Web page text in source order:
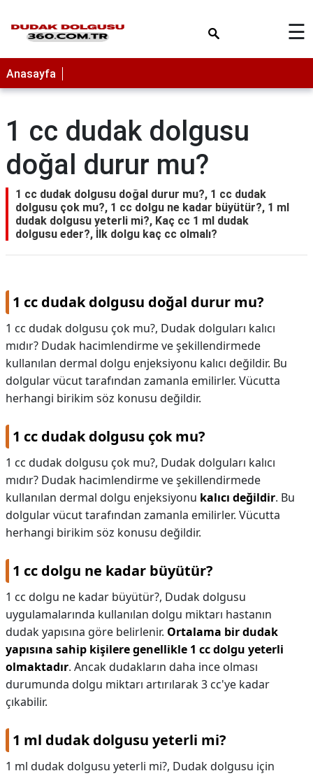
☰
Anasayfa
1 cc dudak dolgusu
doğal durur mu?
1 cc dudak dolgusu doğal durur mu?, 1 cc dudak
dolgusu çok mu?, 1 cc dolgu ne kadar büyütür?, 1 ml
dudak dolgusu yeterli mi?, Kaç cc 1 ml dudak
dolgusu eder?, İlk dolgu kaç cc olmalı?
1 cc dudak dolgusu doğal durur mu?
1 cc dudak dolgusu çok mu?, Dudak dolguları kalıcı
mıdır? Dudak hacimlendirme ve şekillendirmede
kullanılan dermal dolgu enjeksiyonu kalıcı değildir. Bu
dolgular vücut tarafından zamanla emilirler. Vücutta
herhangi birikim söz konusu değildir.
1 cc dudak dolgusu çok mu?
1 cc dudak dolgusu çok mu?, Dudak dolguları kalıcı
mıdır? Dudak hacimlendirme ve şekillendirmede
kullanılan dermal dolgu enjeksiyonu kalıcı değildir. Bu
dolgular vücut tarafından zamanla emilirler. Vücutta
herhangi birikim söz konusu değildir.
1 cc dolgu ne kadar büyütür?
1 cc dolgu ne kadar büyütür?, Dudak dolgusu
uygulamalarında kullanılan dolgu miktarı hastanın
dudak yapısına göre belirlenir. Ortalama bir dudak
yapısına sahip kişilere genellikle 1 cc dolgu yeterli
olmaktadır. Ancak dudakların daha ince olması
durumunda dolgu miktarı artırılarak 3 cc'ye kadar
çıkabilir.
1 ml dudak dolgusu yeterli mi?
1 ml dudak dolgusu yeterli mi?, Dudak dolgusu için